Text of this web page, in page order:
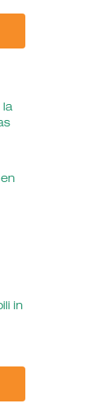
la
in